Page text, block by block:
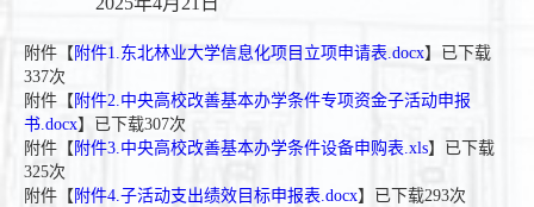
附件【 附件1.东北林业大学信息化项目立项申请表.docx】已下载
337次
附件【 附件2.中央高校改善基本办学条件专项资金子活动申报
书.docx】已下载307次
附件【 附件3.中央高校改善基本办学条件设备申购表.xls】已下载
325次
附件【 附件4.子活动支出绩效目标申报表.docx】已下载293次